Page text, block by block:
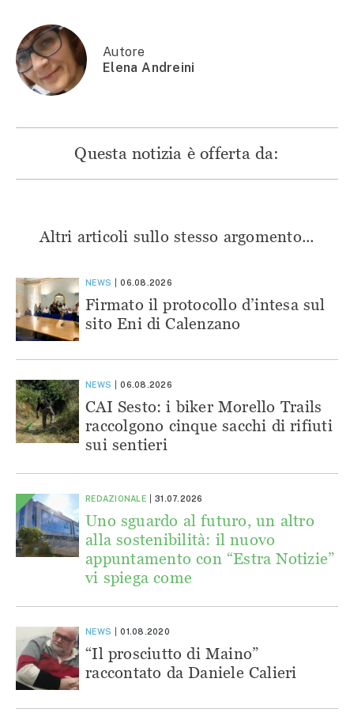
Autore
Elena Andreini
Questa notizia è offerta da:
Altri articoli sullo stesso argomento...
NEWS 06.08.2026
Firmato il protocollo d’intesa sul
sito Eni di Calenzano
NEWS 06.08.2026
CAI Sesto: i biker Morello Trails
raccolgono cinque sacchi di rifiuti
sui sentieri
REDAZIONALE 31.07.2026
Uno sguardo al futuro, un altro
alla sostenibilità: il nuovo
appuntamento con “Estra Notizie”
vi spiega come
NEWS 01.08.2020
“Il prosciutto di Maino”
raccontato da Daniele Calieri